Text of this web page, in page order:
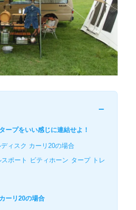
ープをいい感じに連結せよ！
ディスク カーリ20の場合
スポート ビティホーン タープ トレ
ーリ20の場合